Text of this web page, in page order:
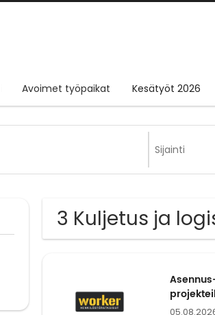
Avoimet työpaikat Kesätyöt 2026
3 Kuljetus ja